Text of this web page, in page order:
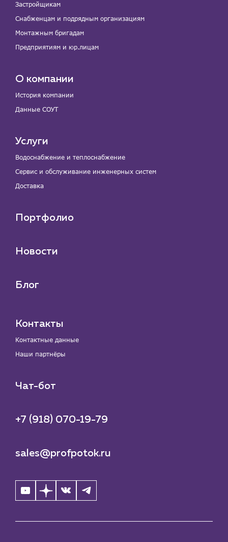
Застройщикам
Снабженцам и подрядным организациям
Монтажным бригадам
Предприятиям и юр.лицам
О компании
История компании
Данные СОУТ
Услуги
Водоснабжение и теплоснабжение
Сервис и обслуживание инженерных систем
Доставка
Портфолио
Новости
Блог
Контакты
Контактные данные
Наши партнёры
Чат-бот
+7 (918) 070-19-79
sales@profpotok.ru